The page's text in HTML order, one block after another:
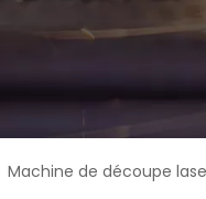
laser à plat
découpe laser haute
de haute précision
gravure laser à grande
Machine de découpe